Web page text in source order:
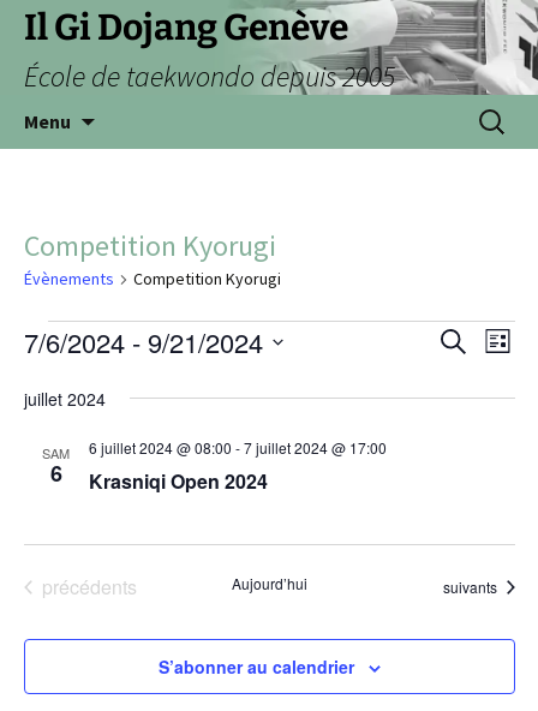
Aller
contenu
Il Gi Dojang Genève
École de taekwondo depuis 2005
Menu
Competition Kyorugi
Évènements Competition Kyorugi
Évènements
et
vues
Recherche
Liste
7/6/2024 - 9/21/2024
une
juillet 2024
SAM
6 Krasniqi Open 2024
6 juillet 2024 @ 08:00 -7 juillet 2024 @ 17:00
Évènements
précédents Aujourd’hui Évènements
suivants
S’abonner au calendrier